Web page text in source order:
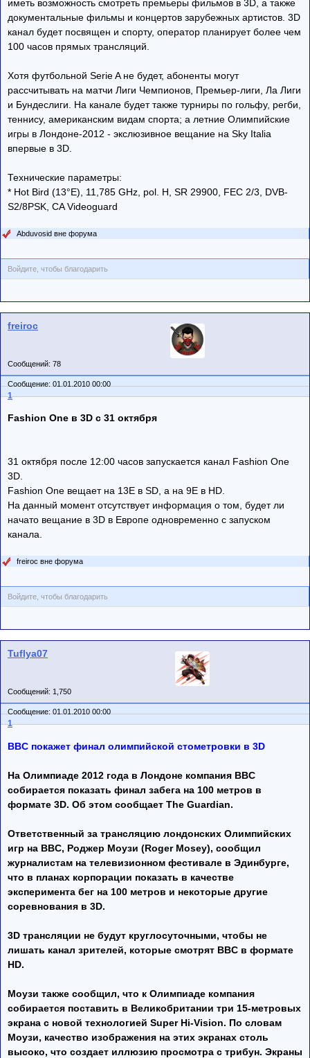
иметь возможность смотреть премьеры фильмов в 3D, а также
документальные фильмы и концертов зарубежных артистов. 3D
канал будет посвящен и спорту, оператор планирует более чем
100 часов прямых трансляций.
Хотя футбольной Serie A не будет, абоненты могут
рассчитывать на матчи Лиги Чемпионов, Премьер-лиги, Ла Лиги
и Бундеслиги. На канале будет также турниры по гольфу, регби,
теннису, американским видам спорта; а летние Олимпийские
игры в Лондоне-2012 - экслюзивное вещание на Sky Italia
впервые в 3D.
Технические параметры:
* Hot Bird (13°E), 11,785 GHz, pol. H, SR 29900, FEC 2/3, DVB-
S2/8PSK, CA Videoguard
Abduvosid вне форума
Войдите, чтобы благодарить
freiroc
Сообщений: 78
Сообщение: 01.01.2010 00:00
1
Fashion One в 3D с 31 октября
31 октября после 12:00 часов запускается канал Fashion One
3D.
Fashion One вещает на 13E в SD, а на 9E в HD.
На данный момент отсутствует информация о том, будет ли
начато вещание в 3D в Европе одновременно с запуском
канала.
freiroc вне форума
Войдите, чтобы благодарить
Tuflya07
Сообщений: 1,750
Сообщение: 01.01.2010 00:00
1
BBC покажет финал олимпийской стометровки в 3D
На Олимпиаде 2012 года в Лондоне компания BBC
собирается показать финал забега на 100 метров в
формате 3D. Об этом сообщает The Guardian.
Ответственный за трансляцию лондонских Олимпийских
игр на BBC, Роджер Моузи (Roger Mosey), сообщил
журналистам на телевизионном фестивале в Эдинбурге,
что в планах корпорации показать в качестве
эксперимента бег на 100 метров и некоторые другие
соревнования в 3D.
3D трансляции не будут круглосуточными, чтобы не
лишать канал зрителей, которые смотрят BBC в формате
HD.
Моузи также сообщил, что к Олимпиаде компания
собирается поставить в Великобритании три 15-метровых
экрана с новой технологией Super Hi-Vision. По словам
Моузи, качество изображения на этих экранах столь
высоко, что создает иллюзию просмотра с трибун. Экраны